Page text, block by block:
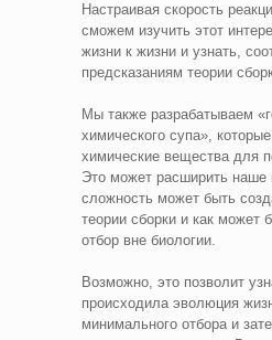
Настраивая скорость
сможем изучить этот
жизни к жизни и узнать,
предсказаниям теории
Мы также разрабатываем
химического супа»,
химические вещества для
Это может расширить наше
сложность может быть
теории сборки и как может
отбор вне биологии.
Возможно, это позволит
происходила эволюция
минимального отбора и